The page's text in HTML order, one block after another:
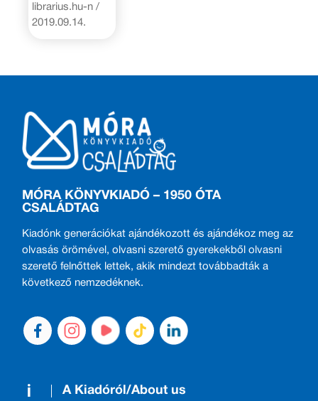
librarius.hu-n /
2019.09.14.
MÓRA KÖNYVKIADÓ – 1950 ÓTA
CSALÁDTAG
Kiadónk generációkat ajándékozott és ajándékoz meg az
olvasás örömével, olvasni szerető gyerekekből olvasni
szerető felnőttek lettek, akik mindezt továbbadták a
következő nemzedéknek.
A Kiadóról/About us